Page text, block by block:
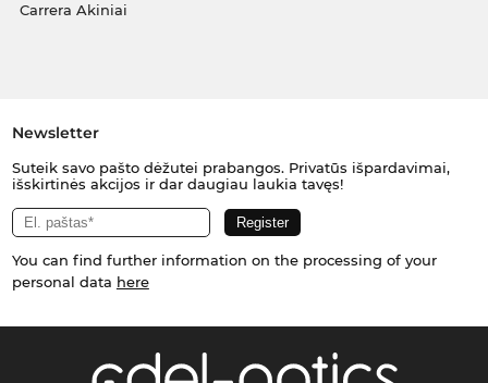
Carrera Akiniai
Newsletter
Suteik savo pašto dėžutei prabangos. Privatūs išpardavimai,
išskirtinės akcijos ir dar daugiau laukia tavęs!
You can find further information on the processing of your
personal data here